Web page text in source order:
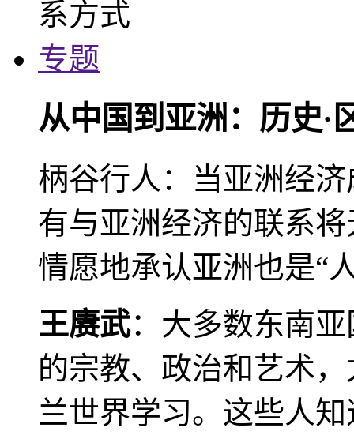
专题
从中国到亚洲：历史·
柄谷行人：当亚洲经
有与亚洲经济的联系
情愿地承认亚洲也是“
王赓武：大多数东南
的宗教、政治和艺术
兰世界学习。这些人